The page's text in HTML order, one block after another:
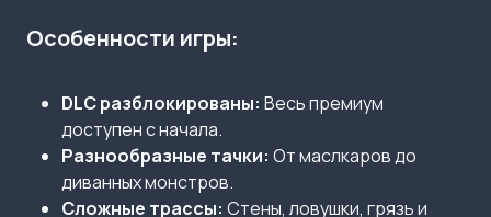
Особенности игры:
DLC разблокированы: Весь премиум
доступен с начала.
Разнообразные тачки: От маслкаров до
диванных монстров.
Сложные трассы: Стены, ловушки, грязь и